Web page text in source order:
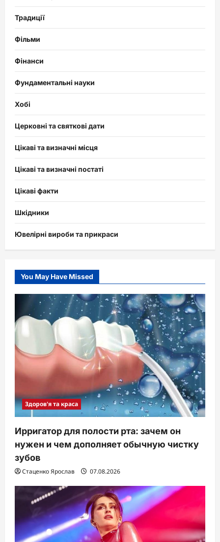
Традиції
Фільми
Фінанси
Фундаментальні науки
Хобі
Церковні та святкові дати
Цікаві та визначні місця
Цікаві та визначні постаті
Цікаві факти
Шкідники
Ювелірні вироби та прикраси
You May Have Missed
Здоров'я та краса
Ирригатор для полости рта: зачем он
нужен и чем дополняет обычную чистку
зубов
Стаценко Ярослав 07.08.2026